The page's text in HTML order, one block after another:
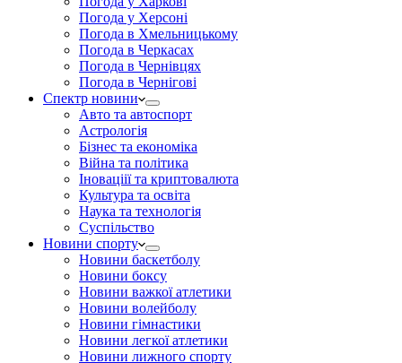
Погода у Херсоні
Погода в Хмельницькому
Погода в Черкасах
Погода в Чернівцях
Погода в Чернігові
Спектр новини
Авто та автоспорт
Астрологія
Бізнес та економіка
Війна та політика
Іноваціії та криптовалюта
Культура та освіта
Наука та технологія
Суспільство
Новини спорту
Новини баскетболу
Новини боксу
Новини важкої атлетики
Новини волейболу
Новини гімнастики
Новини легкої атлетики
Новини лижного спорту